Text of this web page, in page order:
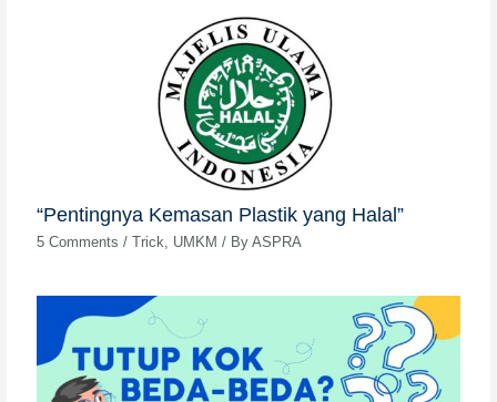
“Pentingnya Kemasan Plastik yang Halal”
5 Comments /Trick, UMKM / ByASPRA